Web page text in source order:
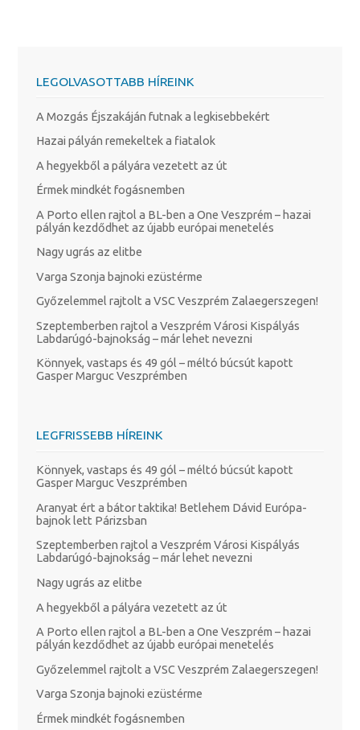
LEGOLVASOTTABB HÍREINK
A Mozgás Éjszakáján futnak a legkisebbekért
Hazai pályán remekeltek a fiatalok
A hegyekből a pályára vezetett az út
Érmek mindkét fogásnemben
A Porto ellen rajtol a BL-ben a One Veszprém – hazai
pályán kezdődhet az újabb európai menetelés
Nagy ugrás az elitbe
Varga Szonja bajnoki ezüstérme
Győzelemmel rajtolt a VSC Veszprém Zalaegerszegen!
Szeptemberben rajtol a Veszprém Városi Kispályás
Labdarúgó-bajnokság – már lehet nevezni
Könnyek, vastaps és 49 gól – méltó búcsút kapott
Gasper Marguc Veszprémben
LEGFRISSEBB HÍREINK
Könnyek, vastaps és 49 gól – méltó búcsút kapott
Gasper Marguc Veszprémben
Aranyat ért a bátor taktika! Betlehem Dávid Európa-
bajnok lett Párizsban
Szeptemberben rajtol a Veszprém Városi Kispályás
Labdarúgó-bajnokság – már lehet nevezni
Nagy ugrás az elitbe
A hegyekből a pályára vezetett az út
A Porto ellen rajtol a BL-ben a One Veszprém – hazai
pályán kezdődhet az újabb európai menetelés
Győzelemmel rajtolt a VSC Veszprém Zalaegerszegen!
Varga Szonja bajnoki ezüstérme
Érmek mindkét fogásnemben